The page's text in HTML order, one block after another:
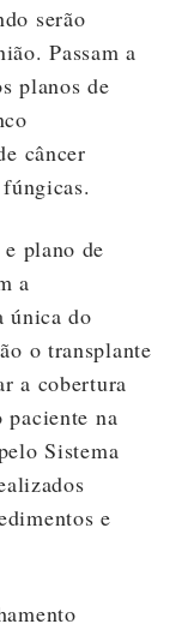
serão
Passam a
planos de
câncer
plano de
a
única do
o transplante
a cobertura
na
Sistema
e